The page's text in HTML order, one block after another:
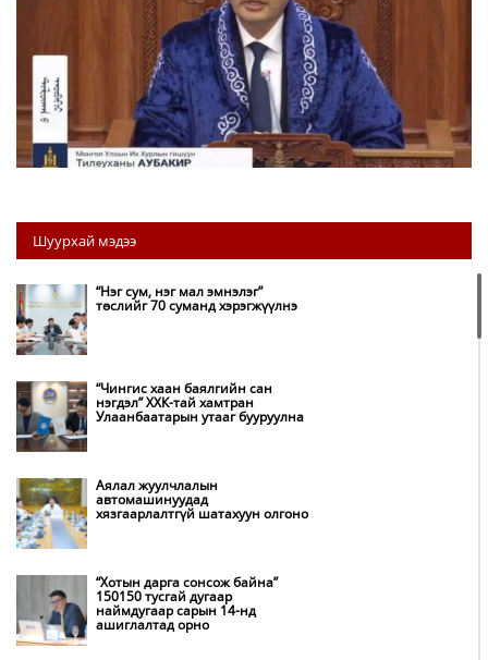
Шуурхай мэдээ
“Нэг сум, нэг мал эмнэлэг”
төслийг 70 суманд хэрэгжүүлнэ
“Чингис хаан баялгийн сан
нэгдэл” ХХК-тай хамтран
Улаанбаатарын утааг бууруулна
Аялал жуулчлалын
автомашинуудад
хязгаарлалтгүй шатахуун олгоно
“Хотын дарга сонсож байна”
150150 тусгай дугаар
наймдугаар сарын 14-нд
ашиглалтад орно